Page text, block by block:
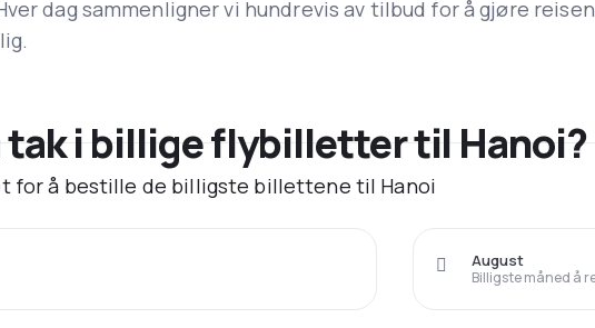
dag sammenligner vi hundrevis av tilbud for å gjøre reisen
tak i billige flybilletter til Hanoi?
for å bestille de billigste billettene til Hanoi
Billigste måned å
August